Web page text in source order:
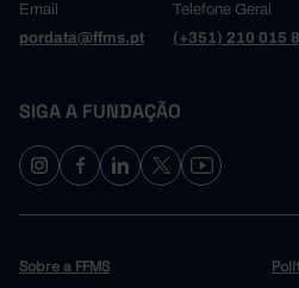
Email
pordata@ffms.pt
Telefone Geral
(+351) 210 015
SIGA A FUNDAÇÃO
Sobre a FFMS